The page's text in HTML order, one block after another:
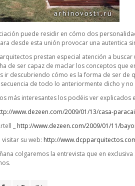
puede residir en cómo dos
desde esta unión provocar una autentica
prestan especial atención a
de ser capaz de maclar los conceptos que
ir descubriendo cómo es la forma de ser
de todo lo anteriormente dicho y
más interesantes los podéis ver explicados
www.dezeen.com/2009/01/13/casa-
http://www.dezeen.com/2009/01/11/
su web: http://
colgaremos la entrevista que en